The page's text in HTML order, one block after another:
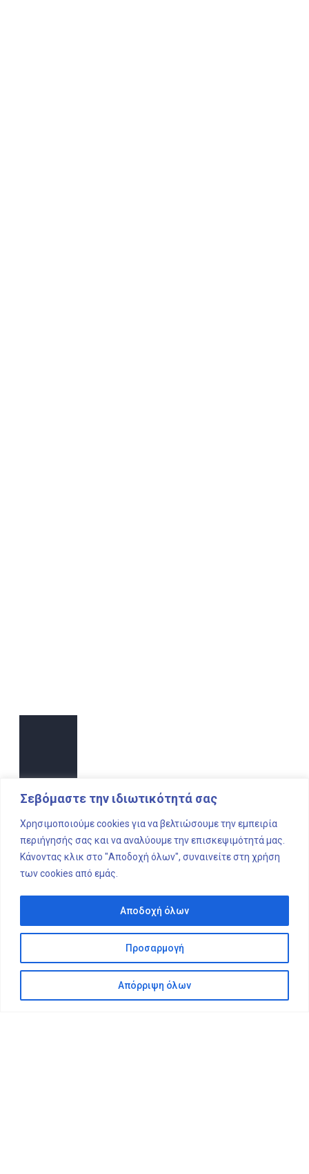
Σεβόμαστε την ιδιωτικότητά σας
Χρησιμοποιούμε cookies για να βελτιώσουμε την εμπειρία
περιήγησής σας και να αναλύουμε την επισκεψιμότητά μας.
Κάνοντας κλικ στο "Αποδοχή όλων", συναινείτε στη χρήση
των cookies από εμάς.
Προσαρμογή
Απόρριψη όλων
Αποδοχή όλων